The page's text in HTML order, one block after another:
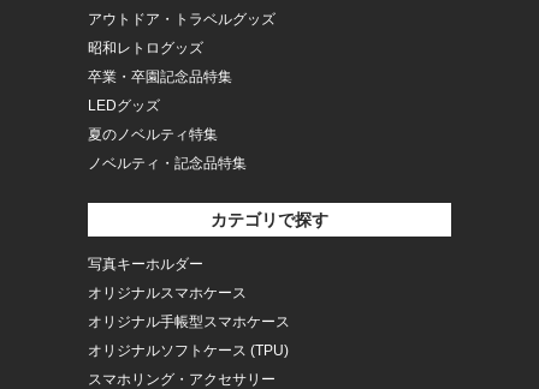
アウトドア・トラベルグッズ
昭和レトログッズ
卒業・卒園記念品特集
LEDグッズ
夏のノベルティ特集
ノベルティ・記念品特集
カテゴリで探す
写真キーホルダー
オリジナルスマホケース
オリジナル手帳型スマホケース
オリジナルソフトケース (TPU)
スマホリング・アクセサリー